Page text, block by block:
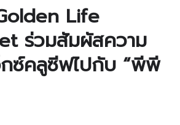
Life
ร่วมสัมผัสความ
ซ์คลูซีฟไปกับ “พีพี